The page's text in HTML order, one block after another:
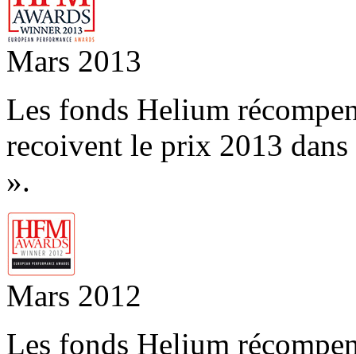
Mars 2013
Les fonds Helium
recoivent le prix 2013
».
Mars 2012
Les fonds Helium